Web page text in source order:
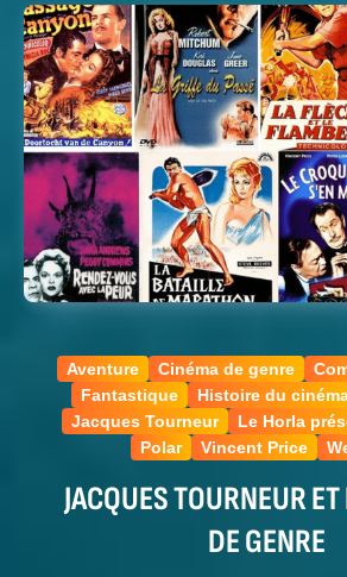
Aventure Cinéma de genre
Fantastique
Histoire du
Jacques Tourneur
Le Horla
Polar
Vincent Price
JACQUES TOURNEUR
DE GENRE